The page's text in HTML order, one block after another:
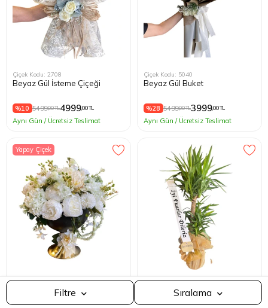
Filtre Sıralama
Ucuzdan Pahalıya
Çiçek Kodu: 2708
Beyaz Gül İsteme Çiçeği
%10 5499,00 TL4999,00 TL
Aynı Gün / Ücretsiz Teslimat
Çiçek Kodu: 5040
Beyaz Gül Buket
%28 5499,00 TL3999,00 TL
Aynı Gün / Ücretsiz Teslimat
Yapay Çiçek
Metalik Vazoda Yapay Tasarım 2'li Uzun Yucca Saksı Çiçeği